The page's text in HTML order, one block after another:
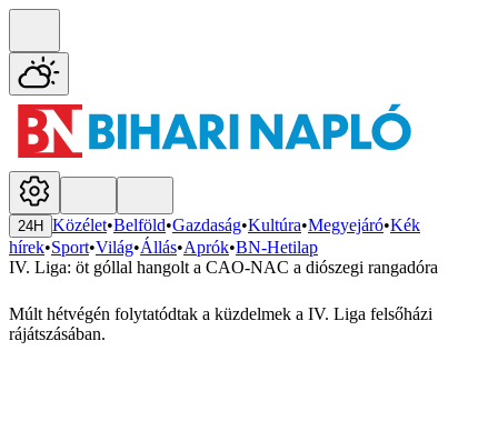
24H Közélet•Belföld•Gazdaság•Kultúra•Megyejáró•Kék
hírek•Sport•Világ•Állás•Aprók•BN-Hetilap
IV. Liga: öt góllal hangolt a CAO-NAC a diószegi rangadóra
Múlt hétvégén folytatódtak a küzdelmek a IV. Liga felsőházi
rájátszásában.